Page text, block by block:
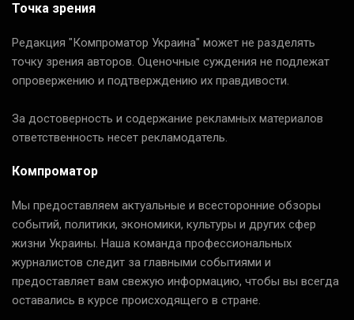
Точка зрения
Редакция "Компроматор Украина" может не разделять
точку зрения авторов. Оценочные суждения не подлежат
опровержению и подтверждению их правдивости.
За достоверность и содержание рекламных материалов
ответственность несет рекламодатель.
Компроматор
Мы предоставляем актуальные и всесторонние обзоры
событий, политики, экономики, культуры и других сфер
жизни Украины. Наша команда профессиональных
журналистов следит за главными событиями и
предоставляет вам свежую информацию, чтобы вы всегда
оставались в курсе происходящего в стране.